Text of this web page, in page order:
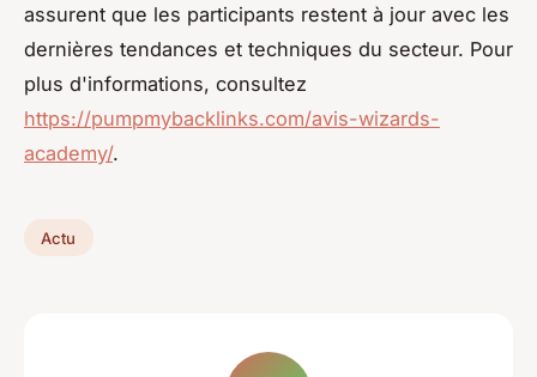
assurent que les participants restent à jour avec les
dernières tendances et techniques du secteur. Pour
plus d'informations, consultez
https://pumpmybacklinks.com/avis-wizards-
academy/.
Actu